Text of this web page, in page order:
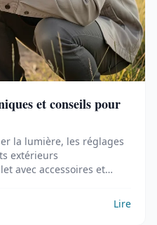
et conseils pour
la lumière, les réglages
extérieurs
avec accessoires et
Lire